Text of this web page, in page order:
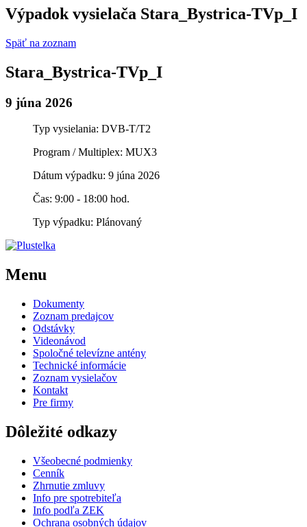
Výpadok vysielača Stara_Bystrica-TVp_I
Späť na zoznam
Stara_Bystrica-TVp_I
9 júna 2026
Typ vysielania: DVB-T/T2
Program / Multiplex: MUX3
Dátum výpadku: 9 júna 2026
Čas: 9:00 - 18:00 hod.
Typ výpadku: Plánovaný
Menu
Dokumenty
Zoznam predajcov
Odstávky
Videonávod
Spoločné televízne antény
Technické informácie
Zoznam vysielačov
Kontakt
Pre firmy
Dôležité odkazy
Všeobecné podmienky
Cenník
Zhrnutie zmluvy
Info pre spotrebiteľa
Info podľa ZEK
Ochrana osobných údajov